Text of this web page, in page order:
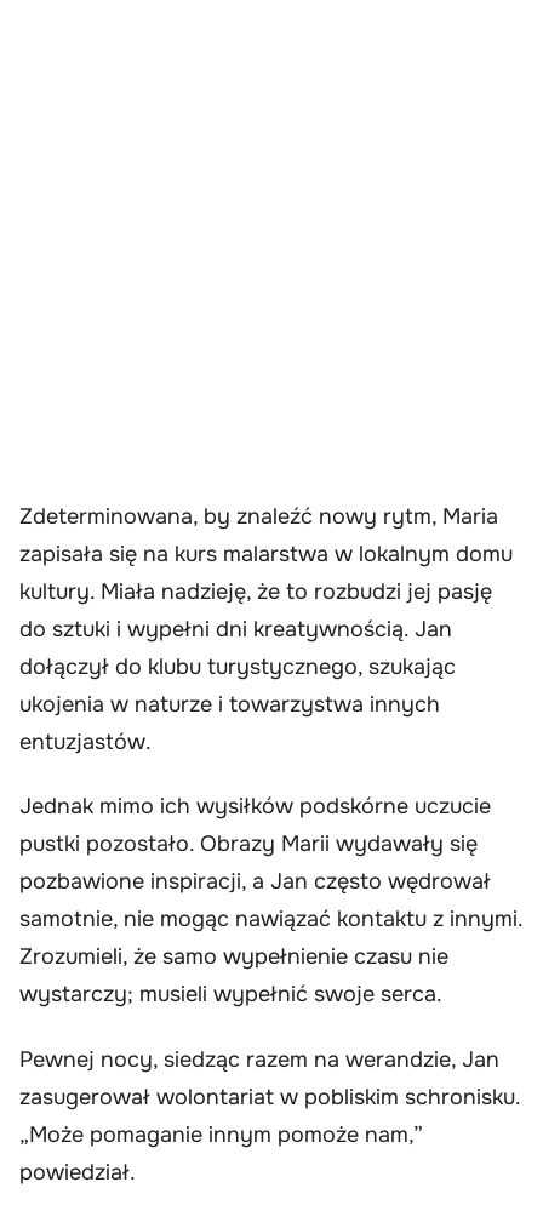
Zdeterminowana, by znaleźć nowy rytm, Maria
zapisała się na kurs malarstwa w lokalnym domu
kultury. Miała nadzieję, że to rozbudzi jej pasję
do sztuki i wypełni dni kreatywnością. Jan
dołączył do klubu turystycznego, szukając
ukojenia w naturze i towarzystwa innych
entuzjastów.
Jednak mimo ich wysiłków podskórne uczucie
pustki pozostało. Obrazy Marii wydawały się
pozbawione inspiracji, a Jan często wędrował
samotnie, nie mogąc nawiązać kontaktu z innymi.
Zrozumieli, że samo wypełnienie czasu nie
wystarczy; musieli wypełnić swoje serca.
Pewnej nocy, siedząc razem na werandzie, Jan
zasugerował wolontariat w pobliskim schronisku.
„Może pomaganie innym pomoże nam,”
powiedział.